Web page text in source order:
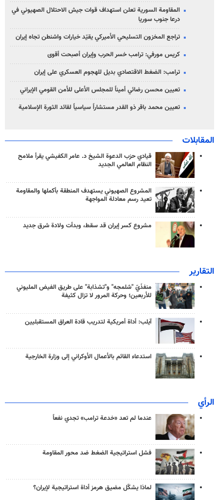
المقاومة السورية تعلن استهداف قوات جيش الاحتلال الصهيوني في
درعا جنوب سوريا
تراجع المخزون التسليحي الأميركي يقيّد خيارات واشنطن تجاه إيران
كريس مورفي: ترامب خسر الحرب وإيران أصبحت أقوى
ترامب: الضغط الاقتصادي بديل للهجوم العسكري على إيران
تعيين محسن رضائي أميناً للمجلس الأعلى للأمن القومي الإيراني
تعيين محمد باقر ذو القدر مستشاراً سياسياً لقائد الثورة الإسلامية
المقابلات
قيادي حزب الدعوة الشيخ د. عامر الكفيشي يقرأ ملامح
النظام العالمي الجديد
المشروع الصهيوني يستهدف المنطقة بأكملها والمقاومة
تعيد رسم معادلة المواجهة
مشروع كسر إيران قد سقط، وبدأت ولادة شرق جديد
التقارير
منفذَيّ "شلمجه" و"تشذابة" على طريق الفيض المليوني
للأربعين؛ وحركة المرور لا تزال كثيفة
آيلب: أداة أمريكية لتدريب قادة العراق المستقبليين
استدعاء القائم بالأعمال الأوكراني إلى وزارة الخارجية
الرأي
عندما لم تعد «خدعة ترامب» تجدي نفعاً
فشل استراتيجية الضغط ضد محور المقاومة
لماذا يشكّل مضيق هرمز أداة استراتيجية لإيران؟